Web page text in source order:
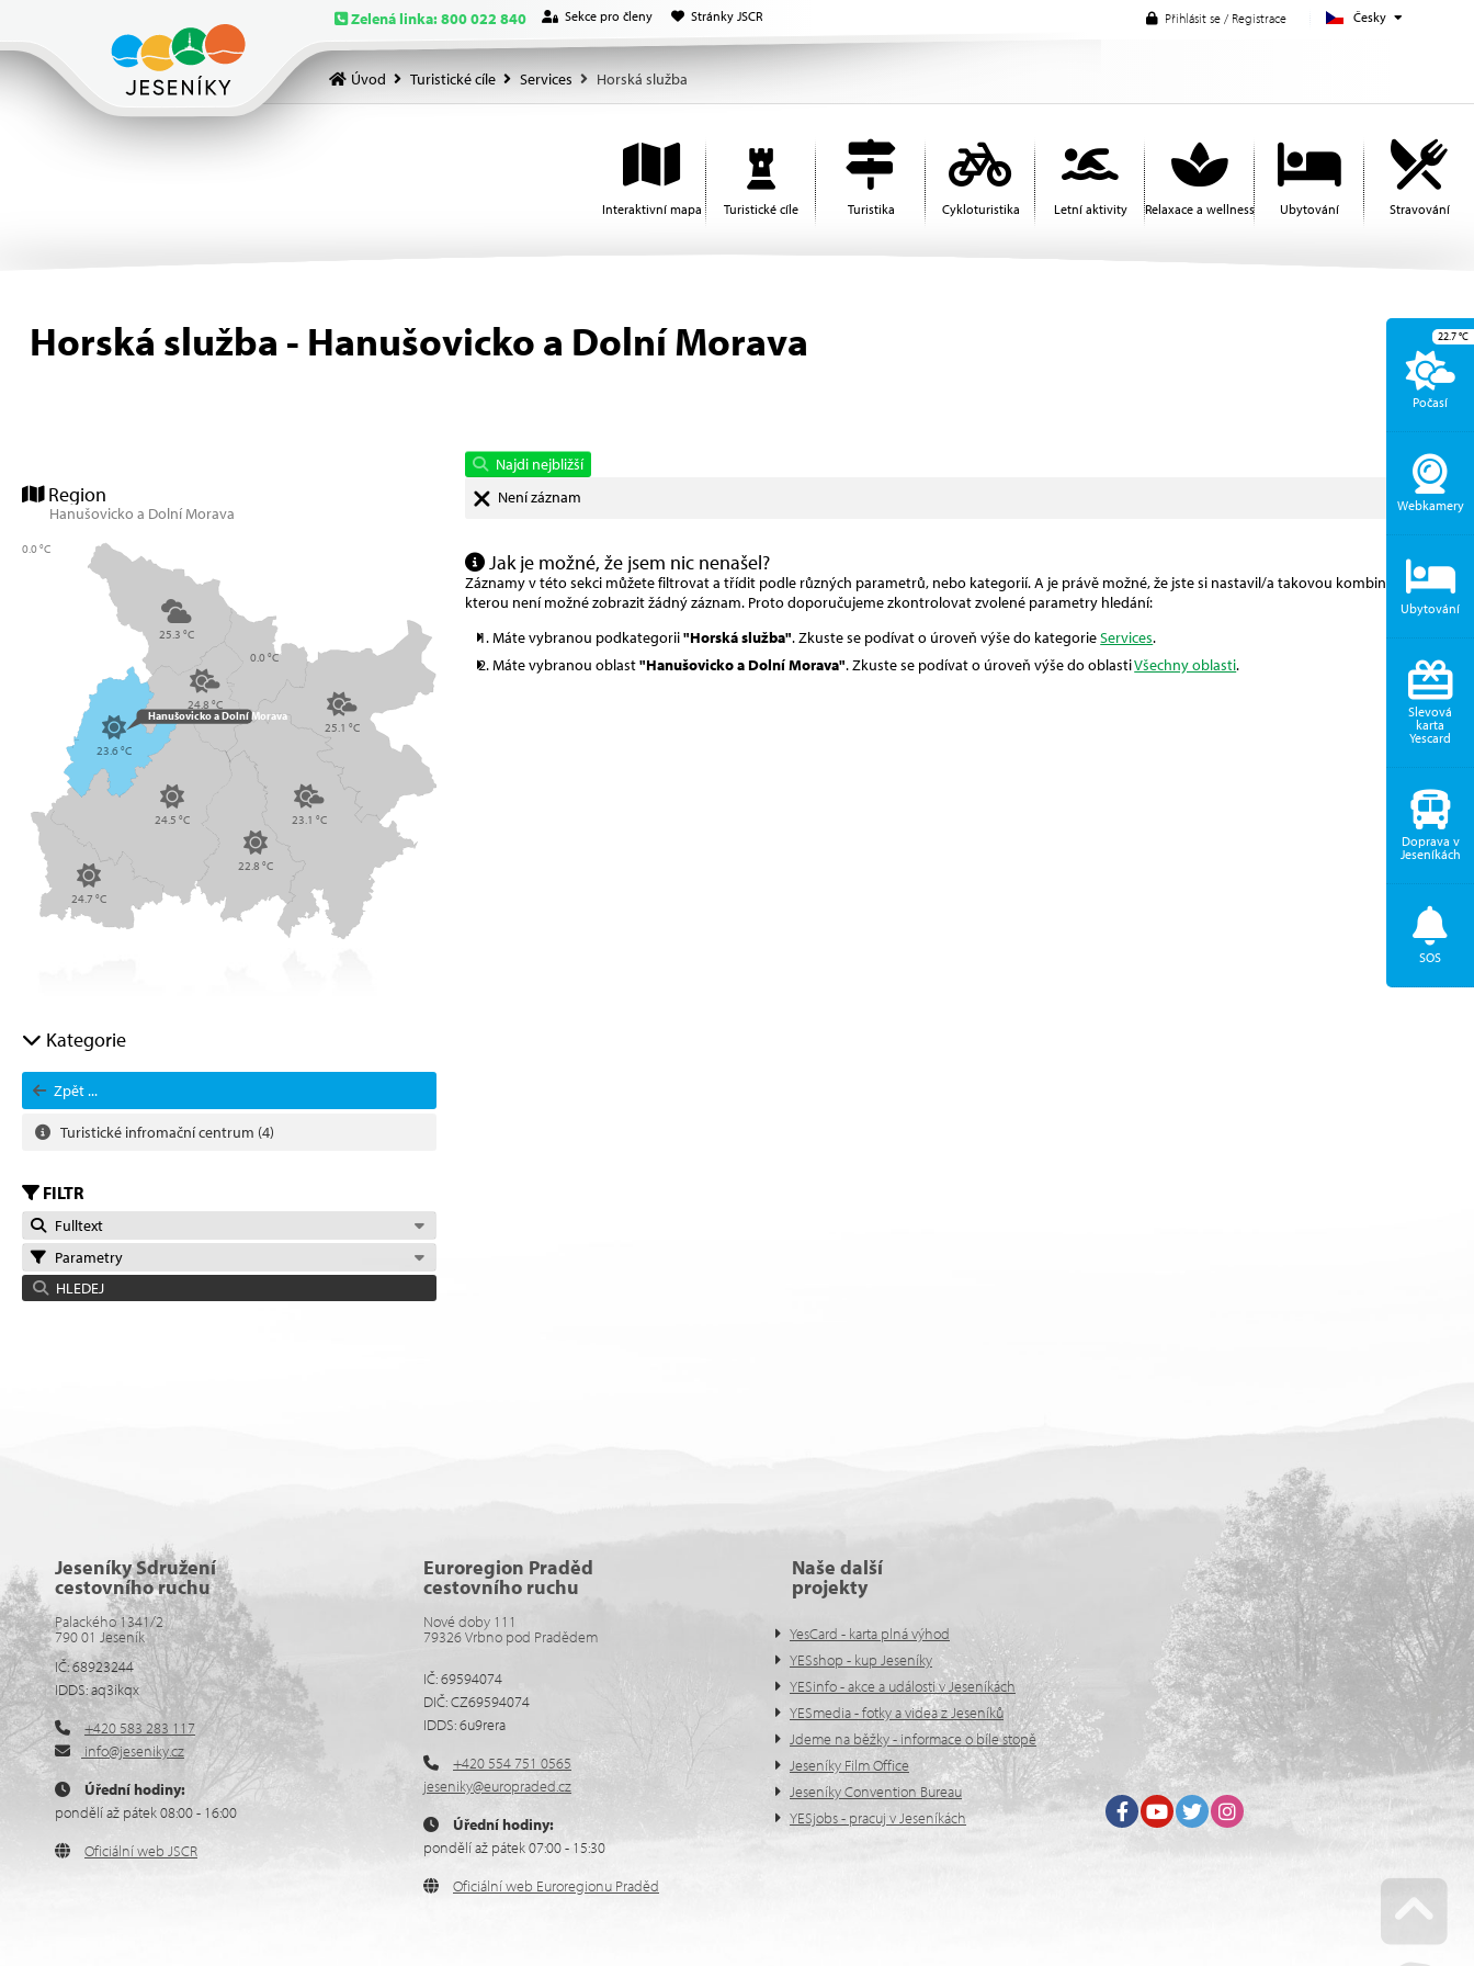
Česky
Přihlásit se / Registrace
Zelená linka: 800 022 840 Sekce pro členy Stránky JSCR
Úvod Turistické cíle Services Horská služba
Interaktivní mapa Turistické cíle Turistika Cykloturistika Letní aktivity Relaxace a wellness Ubytování Stravování
Horská služba - Hanušovicko a Dolní Morava
Region
Hanušovicko a Dolní Morava
24.8 °C
24.5 °C
25.3 °C
0.0 °C
24.7 °C
23.6 °C
23.1 °C
22.8 °C
25.1 °C
0.0 °C
Hanušovicko a Dolní Morava
Kategorie
Zpět ...
Turistické infromační centrum (4)
FILTR
Fulltext
Parametry
HLEDEJ
Najdi nejbližší
Není záznam
Jak je možné, že jsem nic nenašel?
Záznamy v této sekci můžete filtrovat a třídit podle různých parametrů, nebo kategorií. A je právě možné, že jste si nastavil/a takovou kombinaci, pro
kterou není možné zobrazit žádný záznam. Proto doporučujeme zkontrolovat zvolené parametry hledání:
Máte vybranou podkategorii"Horská služba". Zkuste se podívat o úroveň výše do kategorieServices.
Máte vybranou oblast"Hanušovicko a Dolní Morava". Zkuste se podívat o úroveň výše do oblastiVšechny oblasti.
Jeseníky Sdružení
cestovního ruchu
Palackého 1341/2
790 01 Jeseník
IČ: 68923244
IDDS: aq3ikqx
+420 583 283 117
info@jeseniky.cz
Úřední hodiny:
pondělí až pátek 08:00 - 16:00
Oficiální web JSCR
Euroregion Praděd
cestovního ruchu
Nové doby 111
79326 Vrbno pod Pradědem
IČ: 69594074
DIČ: CZ69594074
IDDS: 6u9rera
+420 554 751 0565
jeseniky@europraded.cz
Úřední hodiny:
pondělí až pátek 07:00 - 15:30
Oficiální web Euroregionu Praděd
Naše další
projekty
YesCard - karta plná výhod
YESshop - kup Jeseníky
YESinfo - akce a události v Jeseníkách
YESmedia - fotky a videa z Jeseníků
Jdeme na běžky - informace o bíle stopě
Jeseníky Film Office
Jeseníky Convention Bureau
YESjobs - pracuj v Jeseníkách
FacebookYoutubeTwitter Instagram
Počasí
22.7°C
Webkamery
Ubytování
Slevová
karta
Yescard
Doprava v
Jeseníkách
SOS